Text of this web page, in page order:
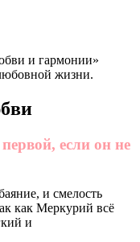
и гармонии»
жизни.
если он не
и смелость
как Меркурий всё
и